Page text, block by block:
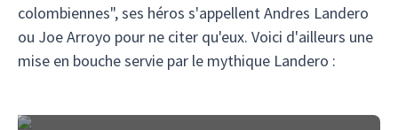
colombiennes", ses héros s'appellent Andres Landero
ou Joe Arroyo pour ne citer qu'eux. Voici d'ailleurs une
mise en bouche servie par le mythique Landero :